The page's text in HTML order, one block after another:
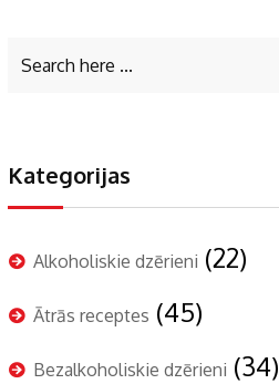
Kategorijas
Alkoholiskie dzērieni (22)
Ātrās receptes (45)
Bezalkoholiskie dzērieni (34)